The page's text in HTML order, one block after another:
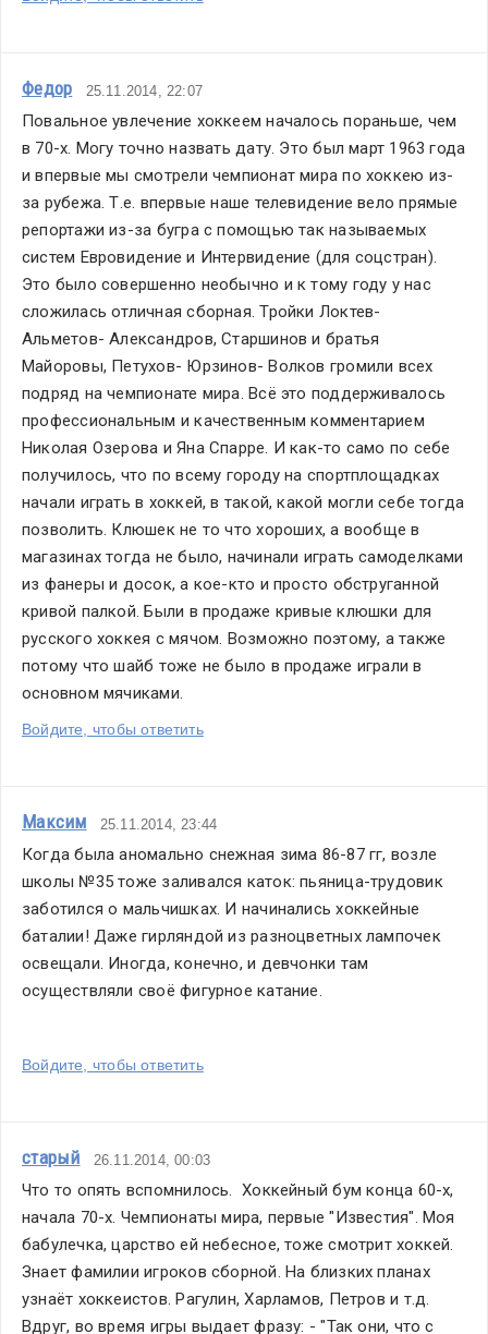
Федор 25.11.2014, 22:07
Повальное увлечение хоккеем началось пораньше, чем
в 70-х. Могу точно назвать дату. Это был март 1963 года
и впервые мы смотрели чемпионат мира по хоккею из-
за рубежа. Т.е. впервые наше телевидение вело прямые
репортажи из-за бугра с помощью так называемых
систем Евровидение и Интервидение (для соцстран).
Это было совершенно необычно и к тому году у нас
сложилась отличная сборная. Тройки Локтев-
Альметов- Александров, Старшинов и братья
Майоровы, Петухов- Юрзинов- Волков громили всех
подряд на чемпионате мира. Всё это поддерживалось
профессиональным и качественным комментарием
Николая Озерова и Яна Спарре. И как-то само по себе
получилось, что по всему городу на спортплощадках
начали играть в хоккей, в такой, какой могли себе тогда
позволить. Клюшек не то что хороших, а вообще в
магазинах тогда не было, начинали играть самоделками
из фанеры и досок, а кое-кто и просто обструганной
кривой палкой. Были в продаже кривые клюшки для
русского хоккея с мячом. Возможно поэтому, а также
потому что шайб тоже не было в продаже играли в
основном мячиками.
Войдите, чтобы ответить
Максим 25.11.2014, 23:44
Когда была аномально снежная зима 86-87 гг, возле
школы №35 тоже заливался каток: пьяница-трудовик
заботился о мальчишках. И начинались хоккейные
баталии! Даже гирляндой из разноцветных лампочек
освещали. Иногда, конечно, и девчонки там
осуществляли своё фигурное катание.
Войдите, чтобы ответить
старый 26.11.2014, 00:03
Что то опять вспомнилось.  Хоккейный бум конца 60-х,
начала 70-х. Чемпионаты мира, первые "Известия". Моя
бабулечка, царство ей небесное, тоже смотрит хоккей.
Знает фамилии игроков сборной. На близких планах
узнаёт хоккеистов. Рагулин, Харламов, Петров и т.д.
Вдруг, во время игры выдает фразу: - "Так они, что с